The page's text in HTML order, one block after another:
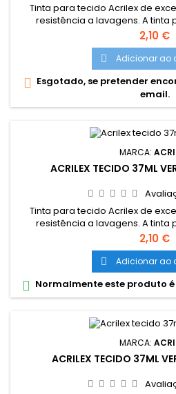
Tinta para tecido Acrilex de
resistência a lavagens. A tinta
cobertura e sua fixção é a frio.
são miscíveis entre si. Cores
aplicada com pincel, esponja
algodão sem goma (não
pintura,
Preço
2,10 €
 Adicionar ao
 Esgotado, se pretender
email.
MARCA:
ACRILEX TECIDO 37ML
Tinta para tecido Acrilex de
resistência a lavagens. A tinta
cobertura e sua fixção é a frio.
são miscíveis entre si. Cores
aplicada com pincel, esponja
algodão sem goma (não
pintura,
Preço
2,10 €
 Adicionar ao
 Normalmente este produto
MARCA:
ACRILEX TECIDO 37ML